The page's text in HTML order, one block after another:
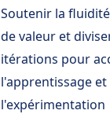
Soutenir la
de valeur et
itérations pour
l'apprentissage et
l'expérimentation